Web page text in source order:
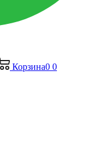
Корзина0 0